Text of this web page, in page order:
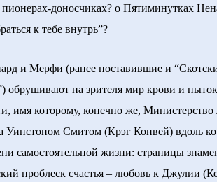
пионерах-доносчиках? о Пятиминутках
к тебе внутрь”?
и Мерфи (ранее поставившие и
обрушивают на зрителя мир крови и
имя которому, конечно же,
Уинстоном Смитом (Крэг Конвей) вдоль
самостоятельной жизни: страницы
проблеск счастья – любовь к Джулии